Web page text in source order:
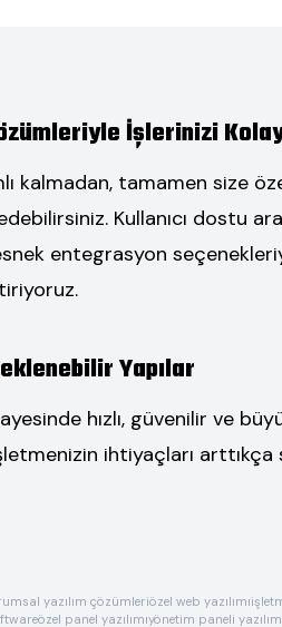
İşlerinizi
kalmadan, tamamen size
Kullanıcı dostu
entegrasyon
Yapılar
hızlı, güvenilir ve
ihtiyaçları
yazılım çözümleriözel web yazılımı
özel panel yazılımıyönetim paneli